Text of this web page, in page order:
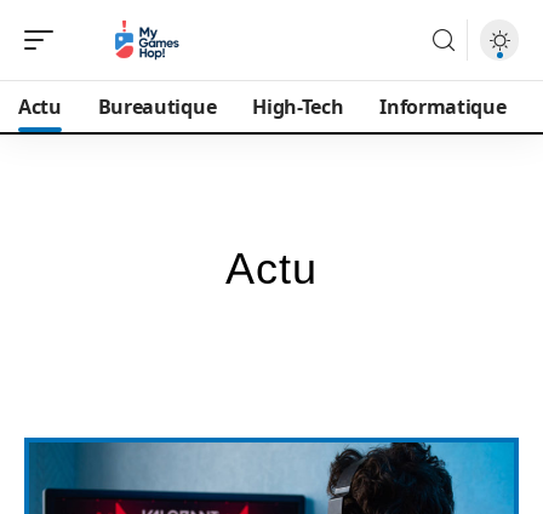
Actu Bureautique High-Tech Informatique
Actu